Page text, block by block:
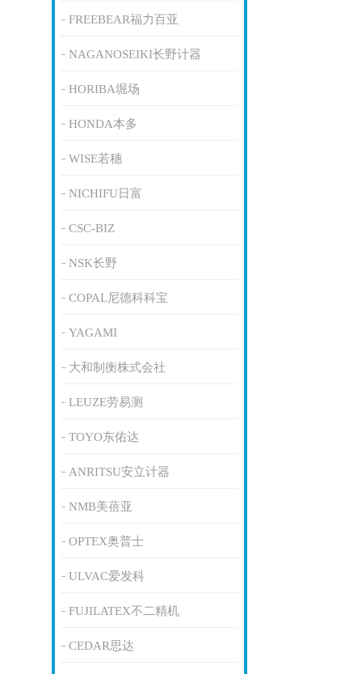
FREEBEAR福力百亚
NAGANOSEIKI长野计器
HORIBA堀场
HONDA本多
WISE若穗
NICHIFU日富
CSC-BIZ
NSK长野
COPAL尼德科科宝
YAGAMI
大和制衡株式会社
LEUZE劳易测
TOYO东佑达
ANRITSU安立计器
NMB美蓓亚
OPTEX奥普士
ULVAC爱发科
FUJILATEX不二精机
CEDAR思达